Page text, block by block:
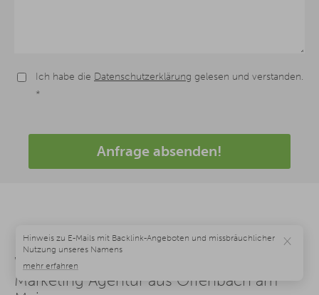
Ich habe die Datenschutzerklärung gelesen und verstanden.
*
Anfrage absenden!
Weitere Leistungen unserer Content
Marketing Agentur aus Offenbach am
×